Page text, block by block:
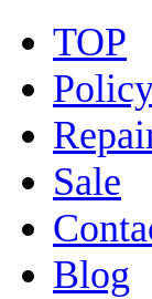
TOP
Sale
Blog